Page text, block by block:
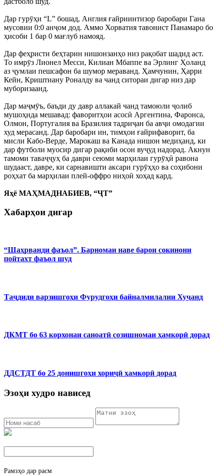
Дар гурӯҳи “L” бошад, Англия ғайриинтизор баробари Гана
мусовии 0:0 анҷом дод. Аммо Хорватия тавонист Панамаро бо
ҳисоби 1 бар 0 мағлуб намояд.
Дар феҳристи беҳтарин нишонзанҳо низ рақобат шадид аст.
То имрӯз Лионел Месси, Килиан Мбаппе ва Эрлинг Ҳоланд
аз ҷумлаи пешсафон ба шумор мераванд. Ҳамчунин, Ҳарри
Кейн, Криштиану Роналду ва чанд ситораи дигар низ дар
муборизаанд.
Дар маҷмӯъ, баъди ду давр аллакай чанд тамоюли ҷолиб
мушоҳида мешавад: фаворитҳои асосӣ Аргентина, Фаронса,
Олмон, Португалия ва Бразилия тадриҷан ба авҷи омодагии
худ мерасанд. Дар баробари ин, тимҳои ғайрифаворит, ба
мисли Кабо-Верде, Марокаш ва Канада нишон медиҳанд, ки
дар футболи муосир дигар рақиби осон вуҷуд надорад. Акнун
тамоми таваҷҷуҳ ба даври сеюми марҳилаи гурӯҳӣ равона
шудааст, давре, ки сарнавишти аксари гурӯҳҳо ва соҳибони
роҳхат ба марҳилаи плей-оффро ниҳоӣ хоҳад кард.
Яҳё МАҲМАДНАБИЕВ, “ҶТ”
Хабарҳои дигар
“Шаҳрванди фаъол”. Барномаи наве барои сокинони
пойтахт фаъол шуд
Таҷдиди варзишгоҳи Фурудгоҳи байналмилалии Хуҷанд
ДКМТ бо 63 корхонаи саноатӣ созишномаи ҳамкорӣ дорад
ДДСТДТ бо 25 донишгоҳи хориҷӣ ҳамкорӣ дорад
Эзоҳи худро нависед
Рамзҳо дар расм